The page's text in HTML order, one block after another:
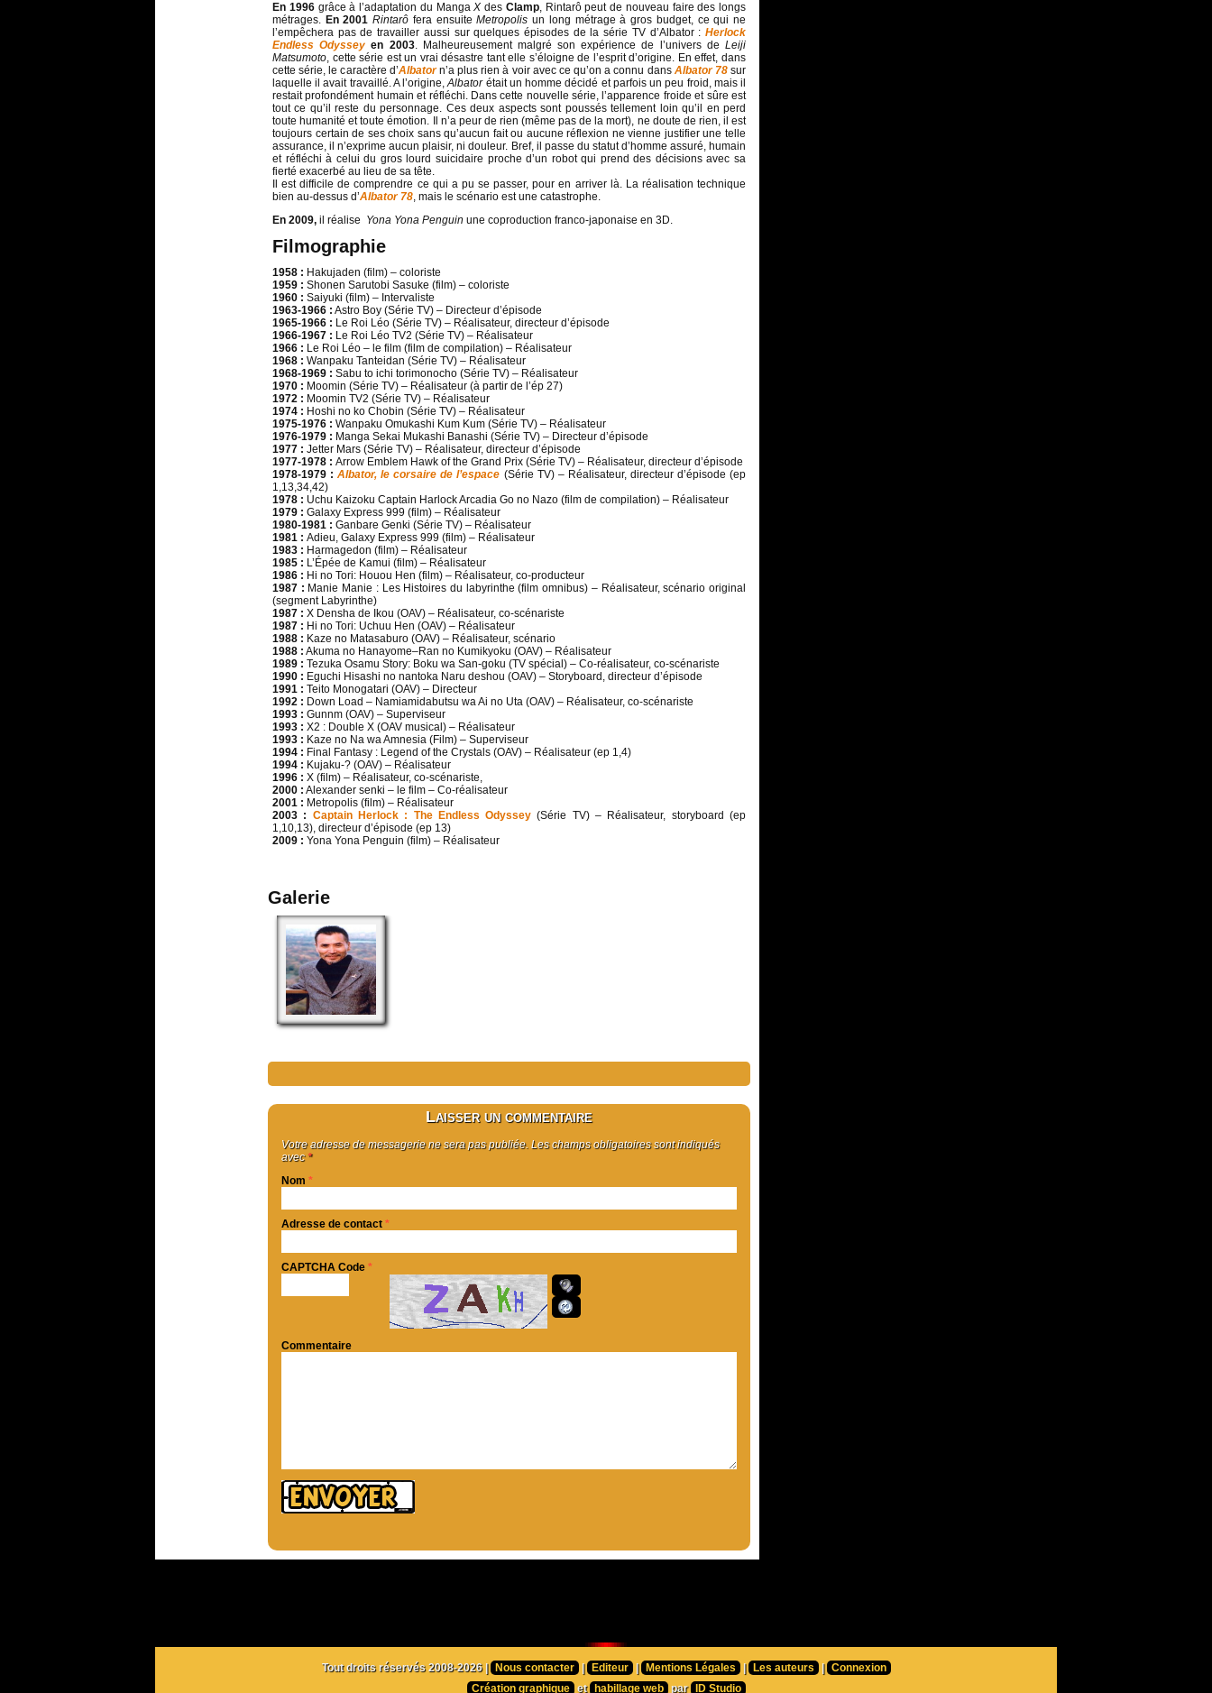
En 1996grâce à l’adaptation du MangaX des Clamp, Rintarô peut de nouveau faire des longs
métrages. En 2001 Rintarô fera ensuiteMetropolis un long métrage à gros budget, ce qui ne
l’empêchera pas de travailler aussi sur quelques épisodes de la série TV d’Albator : Herlock
Endless Odyssey en 2003. Malheureusement malgré son expérience de l’univers deLeiji
Matsumoto, cette série est un vrai désastre tant elle s’éloigne de l’esprit d’origine. En effet, dans
cette série, le caractère d’Albatorn’a plus rien à voir avec ce qu’on a connu dans Albator 78sur
laquelle il avait travaillé. A l’origine,Albatorétait un homme décidé et parfois un peu froid, mais il
restait profondément humain et réfléchi. Dans cette nouvelle série, l’apparence froide et sûre est
tout ce qu’il reste du personnage. Ces deux aspects sont poussés tellement loin qu’il en perd
toute humanité et toute émotion. Il n’a peur de rien (même pas de la mort), ne doute de rien, il est
toujours certain de ses choix sans qu’aucun fait ou aucune réflexion ne vienne justifier une telle
assurance, il n’exprime aucun plaisir, ni douleur. Bref, il passe du statut d’homme assuré, humain
et réfléchi à celui du gros lourd suicidaire proche d’un robot qui prend des décisions avec sa
fierté exacerbé au lieu de sa tête.
Il est difficile de comprendre ce qui a pu se passer, pour en arriver là. La réalisation technique
bien au-dessus d’Albator 78, mais le scénario est une catastrophe.
En 2009, il réalise Yona Yona Penguin une coproduction franco-japonaise en 3D.
Filmographie
1958 : Hakujaden (film) – coloriste
1959 : Shonen Sarutobi Sasuke (film) – coloriste
1960 : Saiyuki (film) – Intervaliste
1963-1966 : Astro Boy (Série TV) – Directeur d’épisode
1965-1966 : Le Roi Léo (Série TV) – Réalisateur, directeur d’épisode
1966-1967 : Le Roi Léo TV2 (Série TV) – Réalisateur
1966 : Le Roi Léo – le film (film de compilation) – Réalisateur
1968 : Wanpaku Tanteidan (Série TV) – Réalisateur
1968-1969 : Sabu to ichi torimonocho (Série TV) – Réalisateur
1970 : Moomin (Série TV) – Réalisateur (à partir de l’ép 27)
1972 : Moomin TV2 (Série TV) – Réalisateur
1974 : Hoshi no ko Chobin (Série TV) – Réalisateur
1975-1976 : Wanpaku Omukashi Kum Kum (Série TV) – Réalisateur
1976-1979 : Manga Sekai Mukashi Banashi (Série TV) – Directeur d’épisode
1977 : Jetter Mars (Série TV) – Réalisateur, directeur d’épisode
1977-1978 : Arrow Emblem Hawk of the Grand Prix (Série TV) – Réalisateur, directeur d’épisode
1978-1979 :Albator, le corsaire de l’espace (Série TV) – Réalisateur, directeur d’épisode (ep
1,13,34,42)
1978 : Uchu Kaizoku Captain Harlock Arcadia Go no Nazo (film de compilation) – Réalisateur
1979 : Galaxy Express 999 (film) – Réalisateur
1980-1981 : Ganbare Genki (Série TV) – Réalisateur
1981 : Adieu, Galaxy Express 999 (film) – Réalisateur
1983 : Harmagedon (film) – Réalisateur
1985 : L’Épée de Kamui (film) – Réalisateur
1986 : Hi no Tori: Houou Hen (film) – Réalisateur, co-producteur
1987 : Manie Manie : Les Histoires du labyrinthe (film omnibus) – Réalisateur, scénario original
(segment Labyrinthe)
1987 : X Densha de Ikou (OAV) – Réalisateur, co-scénariste
1987 : Hi no Tori: Uchuu Hen (OAV) – Réalisateur
1988 : Kaze no Matasaburo (OAV) – Réalisateur, scénario
1988 : Akuma no Hanayome–Ran no Kumikyoku (OAV) – Réalisateur
1989 : Tezuka Osamu Story: Boku wa San-goku (TV spécial) – Co-réalisateur, co-scénariste
1990 : Eguchi Hisashi no nantoka Naru deshou (OAV) – Storyboard, directeur d’épisode
1991 : Teito Monogatari (OAV) – Directeur
1992 : Down Load – Namiamidabutsu wa Ai no Uta (OAV) – Réalisateur, co-scénariste
1993 : Gunnm (OAV) – Superviseur
1993 : X2 : Double X (OAV musical) – Réalisateur
1993 : Kaze no Na wa Amnesia (Film) – Superviseur
1994 : Final Fantasy : Legend of the Crystals (OAV) – Réalisateur (ep 1,4)
1994 : Kujaku-? (OAV) – Réalisateur
1996 : X (film) – Réalisateur, co-scénariste,
2000 : Alexander senki – le film – Co-réalisateur
2001 : Metropolis (film) – Réalisateur
2003 : Captain Herlock : The Endless Odyssey (Série TV) – Réalisateur, storyboard (ep
1,10,13), directeur d’épisode (ep 13)
2009 : Yona Yona Penguin (film) – Réalisateur
Galerie
Laisser un commentaire
Votre adresse de messagerie ne sera pas publiée. Les champs obligatoires sont indiqués
avec*
Nom *
Adresse de contact *
CAPTCHA Code *
Commentaire
Tout droits réservés 2008-2026 | Nous contacter | Editeur | Mentions Légales | Les auteurs | Connexion
Création graphique et habillage web par ID Studio